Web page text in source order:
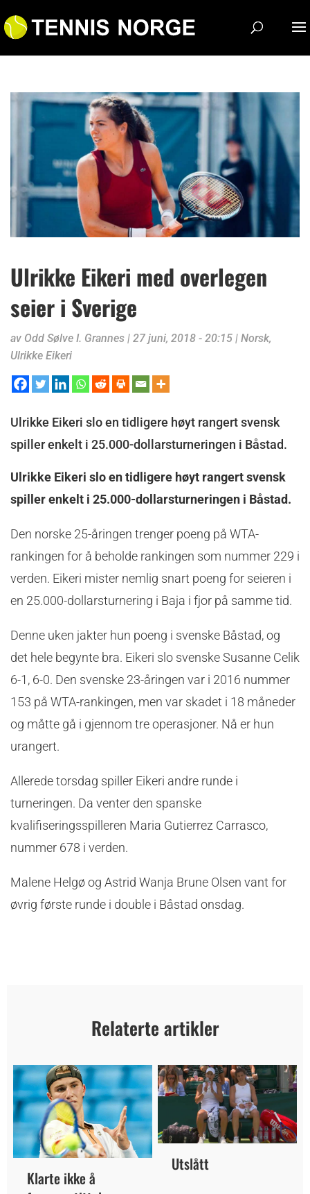
Ulrikke Eikeri med overlegen
seier i Sverige
av Odd Sølve I. Grannes | 27 juni, 2018 - 20:15 | Norsk,
Ulrikke Eikeri
Ulrikke Eikeri slo en tidligere høyt rangert svensk
spiller enkelt i 25.000-dollarsturneringen i Båstad.
Ulrikke Eikeri slo en tidligere høyt rangert svensk
spiller enkelt i 25.000-dollarsturneringen i Båstad.
Den norske 25-åringen trenger poeng på WTA-
rankingen for å beholde rankingen som nummer 229 i
verden. Eikeri mister nemlig snart poeng for seieren i
en 25.000-dollarsturnering i Baja i fjor på samme tid.
Denne uken jakter hun poeng i svenske Båstad, og
det hele begynte bra. Eikeri slo svenske Susanne Celik
6-1, 6-0. Den svenske 23-åringen var i 2016 nummer
153 på WTA-rankingen, men var skadet i 18 måneder
og måtte gå i gjennom tre operasjoner. Nå er hun
urangert.
Allerede torsdag spiller Eikeri andre runde i
turneringen. Da venter den spanske
kvalifiseringsspilleren Maria Gutierrez Carrasco,
nummer 678 i verden.
Malene Helgø og Astrid Wanja Brune Olsen vant for
øvrig første runde i double i Båstad onsdag.
Relaterte artikler
Klarte ikke å
Utslått